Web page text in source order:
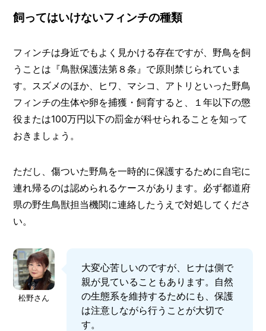
飼ってはいけないフィンチの種類
フィンチは身近でもよく見かける存在ですが、野鳥を飼
うことは『鳥獣保護法第８条』で原則禁じられていま
す。スズメのほか、ヒワ、マシコ、アトリといった野鳥
フィンチの生体や卵を捕獲・飼育すると、１年以下の懲
役または100万円以下の罰金が科せられることを知って
おきましょう。
ただし、傷ついた野鳥を一時的に保護するために自宅に
連れ帰るのは認められるケースがあります。必ず都道府
県の野生鳥獣担当機関に連絡したうえで対処してくださ
い。
松野さん
大変心苦しいのですが、ヒナは側で
親が見ていることもあります。自然
の生態系を維持するためにも、保護
は注意しながら行うことが大切で
す。